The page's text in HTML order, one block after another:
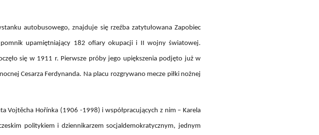
autobusowego, znajduje się rzeźba zatytułowana Zapobiec
upamiętniający 182 ofiary okupacji i II wojny światowej.
się w 1911 r. Pierwsze próby jego upiększenia podjęto już w
Cesarza Ferdynanda. Na placu rozgrywano mecze piłki nożnej
Vojtěcha Hořínka (1906 -1998) i współpracujących z nim – Karela
politykiem i dziennikarzem socjaldemokratycznym, jednym